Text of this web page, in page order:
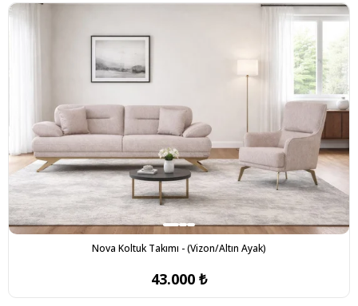
Nova Koltuk Takımı - (Vizon/Altın Ayak)
43.000 ₺